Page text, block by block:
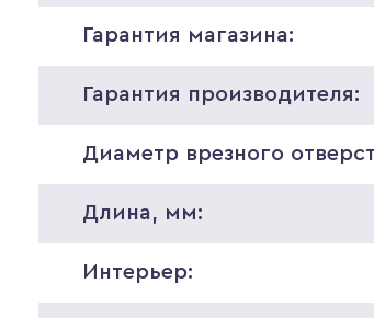
Гарантия магазина:
Гарантия производителя:
Диаметр врезного
Длина, мм:
Интерьер: